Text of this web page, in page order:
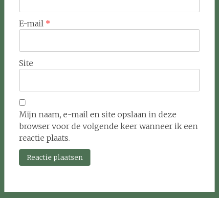
E-mail *
Site
Mijn naam, e-mail en site opslaan in deze
browser voor de volgende keer wanneer ik een
reactie plaats.